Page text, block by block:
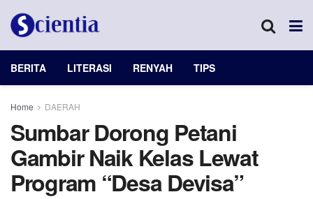
BERITA LITERASI RENYAH TIPS
Home DAERAH
Sumbar Dorong Petani
Gambir Naik Kelas Lewat
Program “Desa Devisa”